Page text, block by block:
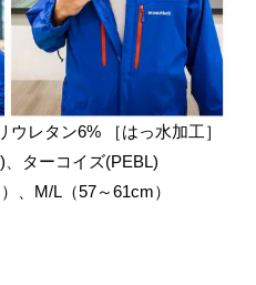
レタン6% ［はっ水加工］
ターコイズ(PEBL)
、M/L（57～61cm）